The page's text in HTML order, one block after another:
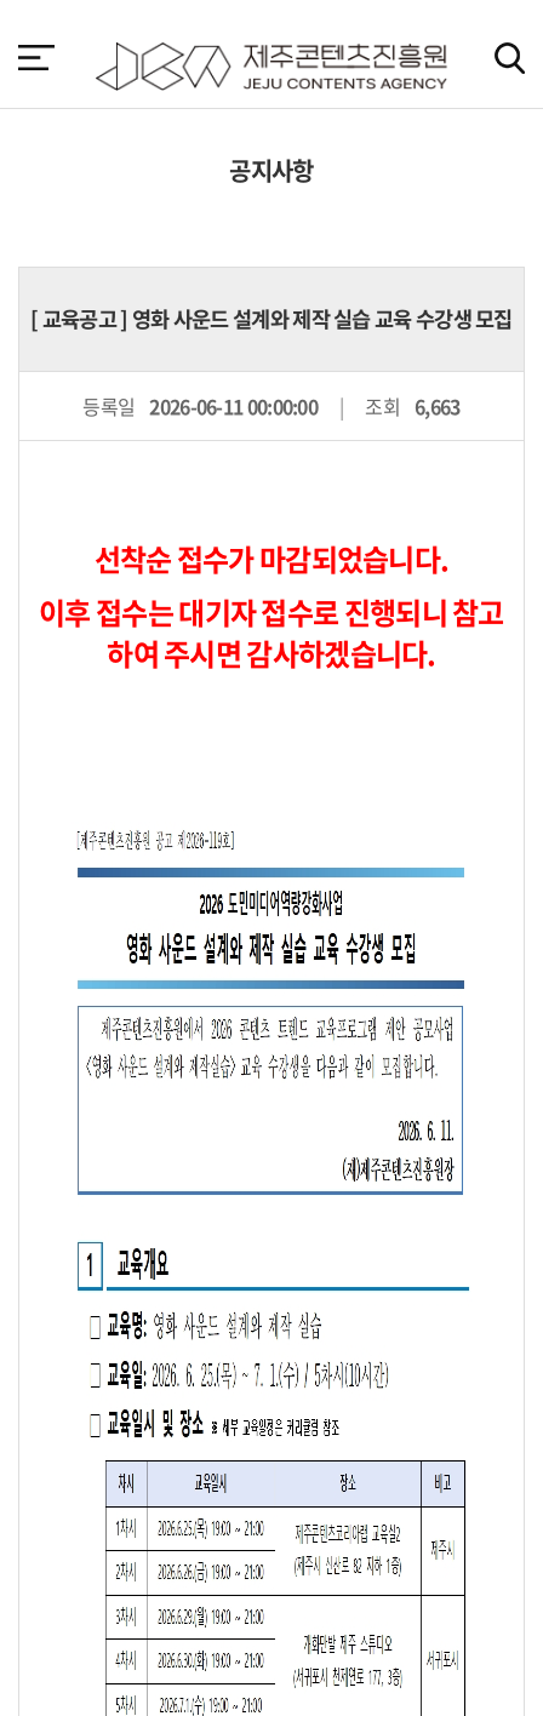
바
가
공지사항
[교육공고] 영화 사운드 설계와 제작 실습 교육 수강생 모집
등록일 2026-06-11 00:00:00 조회 6,663
선착순 접수가 마감되었습니다.
이후 접수는 대기자 접수로 진행되니 참고
하여 주시면 감사하겠습니다.